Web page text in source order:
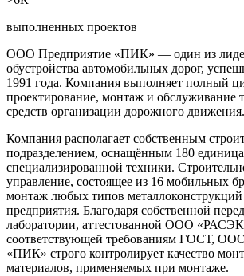
выполненных проектов
ООО Предприятие «ПИК» — один из
обустройства автомобильных дорог,
1991 года. Компания выполняет полный
проектирование, монтаж и обслуживание
средств организации дорожного движения.
Компания располагает собственным
подразделением, оснащённым 180
специализированной техники.
управление, состоящее из 16 мобильных
монтаж любых типов металлоконструкций
предприятия. Благодаря собственной
лаборатории, аттестованной ООО
соответствующей требованиям ГОСТ,
«ПИК» строго контролирует качество
материалов, применяемых при монтаже.